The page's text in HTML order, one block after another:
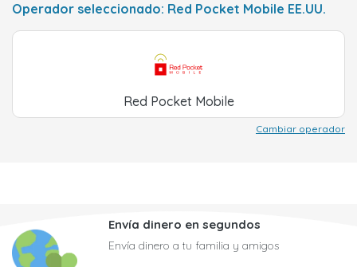
Operador seleccionado: Red Pocket Mobile EE.UU.
Red Pocket Mobile
Cambiar operador
Envía dinero en segundos
Envía dinero a tu familia y amigos